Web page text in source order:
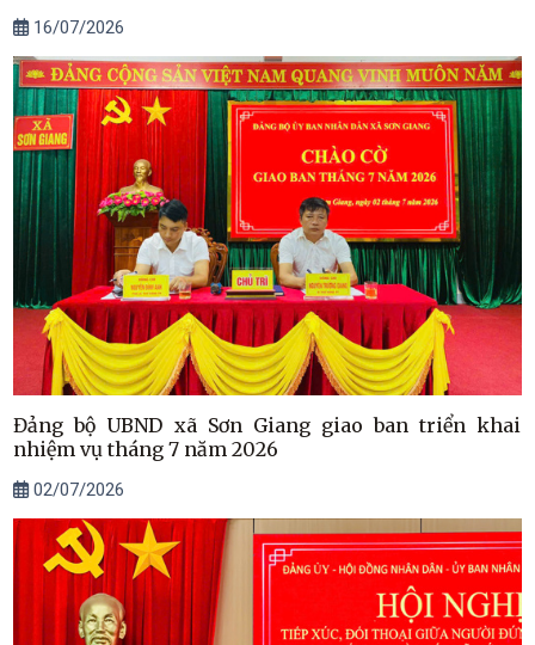
16/07/2026
Đảng bộ UBND xã Sơn Giang giao ban triển khai
nhiệm vụ tháng 7 năm 2026
02/07/2026